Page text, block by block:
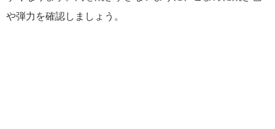
や弾力を確認しましょう。